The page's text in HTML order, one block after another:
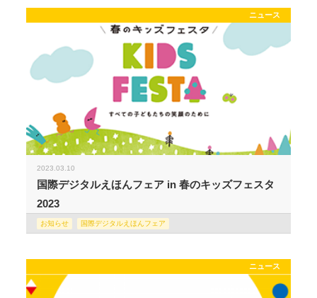
ニュース
2023.03.10
国際デジタルえほんフェア in 春のキッズフェスタ
2023
お知らせ 国際デジタルえほんフェア
ニュース